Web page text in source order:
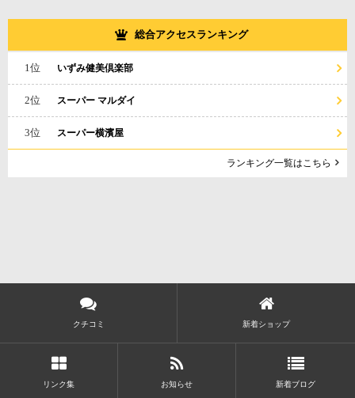
総合アクセスランキング
1位 いずみ健美倶楽部
2位 スーパー マルダイ
3位 スーパー横濱屋
ランキング一覧はこちら
クチコミ 新着ショップ
リンク集 お知らせ 新着ブログ